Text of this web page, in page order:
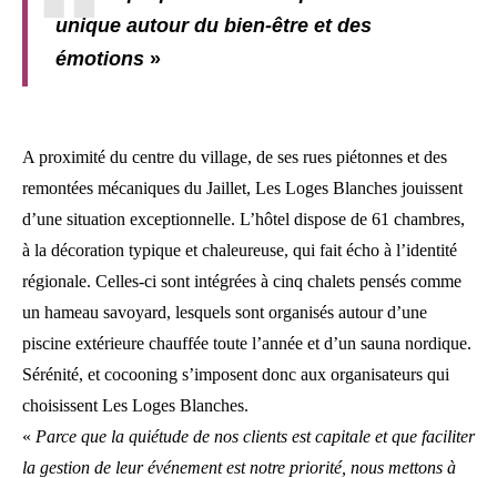
unique autour du bien-être et des
émotions »
A proximité du centre du village, de ses rues piétonnes et des
remontées mécaniques du Jaillet, Les Loges Blanches jouissent
d’une situation exceptionnelle. L’hôtel dispose de 61 chambres,
à la décoration typique et chaleureuse, qui fait écho à l’identité
régionale. Celles-ci sont intégrées à cinq chalets pensés comme
un hameau savoyard, lesquels sont organisés autour d’une
piscine extérieure chauffée toute l’année et d’un sauna nordique.
Sérénité, et cocooning s’imposent donc aux organisateurs qui
choisissent Les Loges Blanches.
« Parce que la quiétude de nos clients est capitale et que faciliter
la gestion de leur événement est notre priorité, nous mettons à